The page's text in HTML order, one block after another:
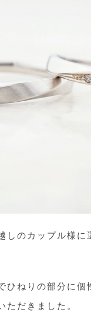
しのカップル様に
ひねりの部分に個
ただきました。